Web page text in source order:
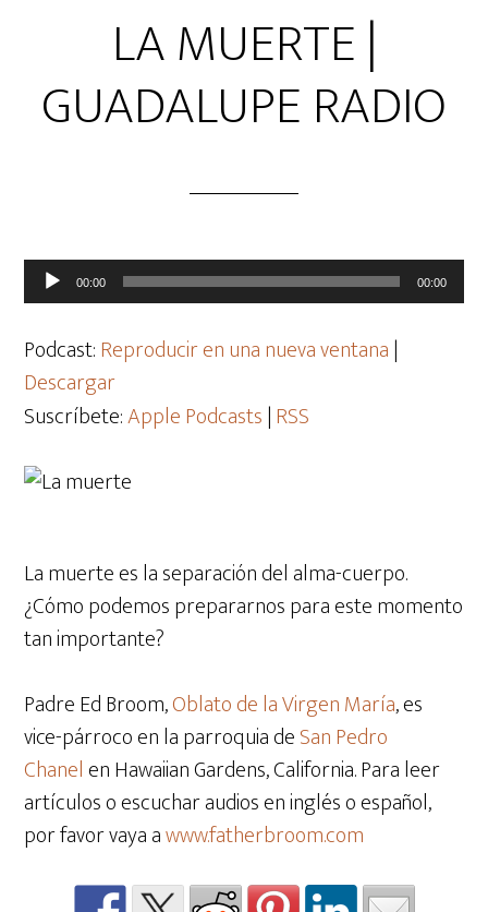
LA MUERTE |
GUADALUPE RADIO
Reproductor
de
audio
00:00 00:00
Podcast:Reproducir en una nueva ventana|
Descargar
Suscríbete:Apple Podcasts|RSS
La muerte es la separación del alma-cuerpo.
¿Cómo podemos prepararnos para este momento
tan importante?
Padre Ed Broom,Oblato de la Virgen María, es
vice-párroco en la parroquia deSan Pedro
Chanel en Hawaiian Gardens, California. Para leer
artículos o escuchar audios en inglés o español,
por favor vaya awww.fatherbroom.com